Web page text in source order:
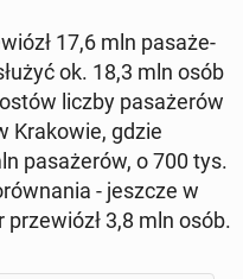
17,6 mln pa­sa­że­
ok. 18,3 mln osób
liczby pa­sa­że­rów
Kra­ko­wie, gdzie
pa­sa­że­rów, o 700 tys.
- jeszcze w
3,8 mln osób.